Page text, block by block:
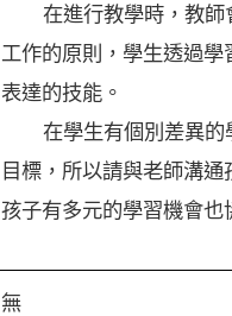
在進行教學時，教
工作的原則，學生透過
表達的技能。
在學生有個別差異
目標，所以請與老師溝
孩子有多元的學習機會
無